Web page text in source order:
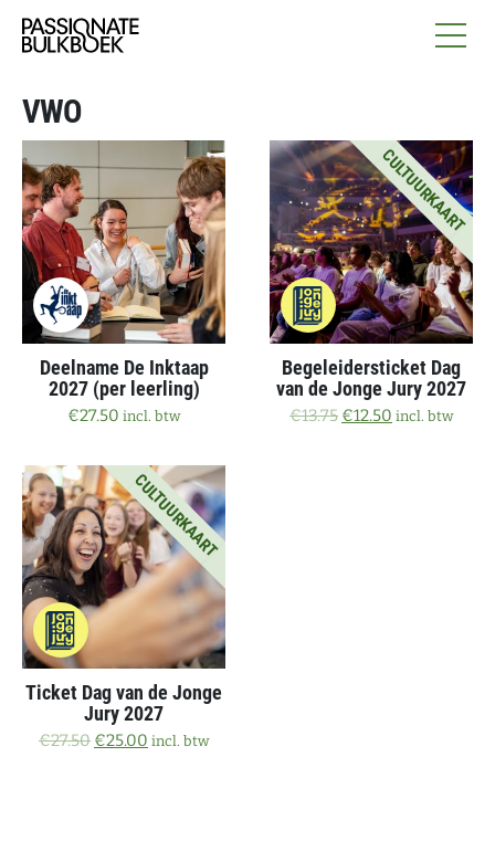
Ga naar de inhoud
VWO
Deelname De Inktaap
2027 (per leerling)
€27.50 incl. btw
CULTUURKAART
Aanbieding!
Begeleidersticket Dag
van de Jonge Jury 2027
€13.75 Oorspronkelijke
€12.50 Huidige prijs
incl. btw
CULTUURKAART
Aanbieding!
Ticket Dag van de Jonge
Jury 2027
€27.50 Oorspronkelijke prijs was: €27.50.
€25.00 Huidige prijs is: €25.00.
incl. btw